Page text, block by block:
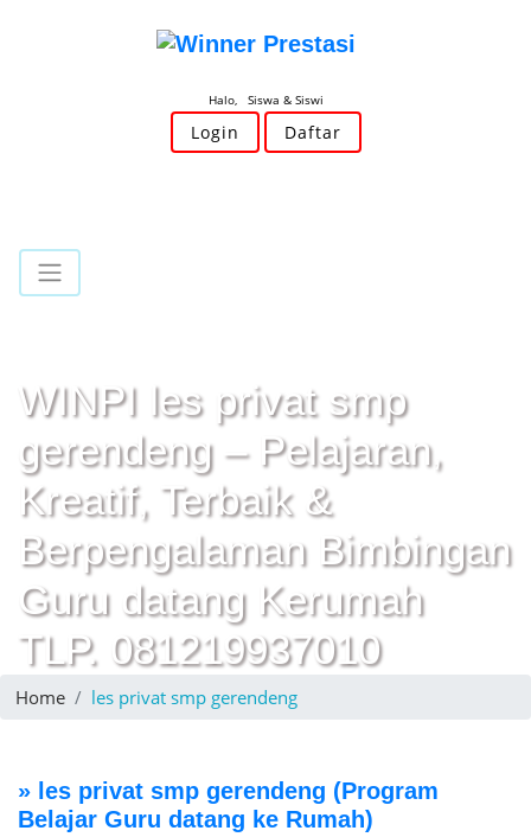
Halo, Siswa & Siswi
Login Daftar
WINPI les privat smp
gerendeng – Pelajaran,
Kreatif, Terbaik &
Berpengalaman Bimbingan
Guru datang Kerumah
TLP. 081219937010
Home les privat smp gerendeng
» les privat smp gerendeng (Program
Belajar Guru datang ke Rumah)